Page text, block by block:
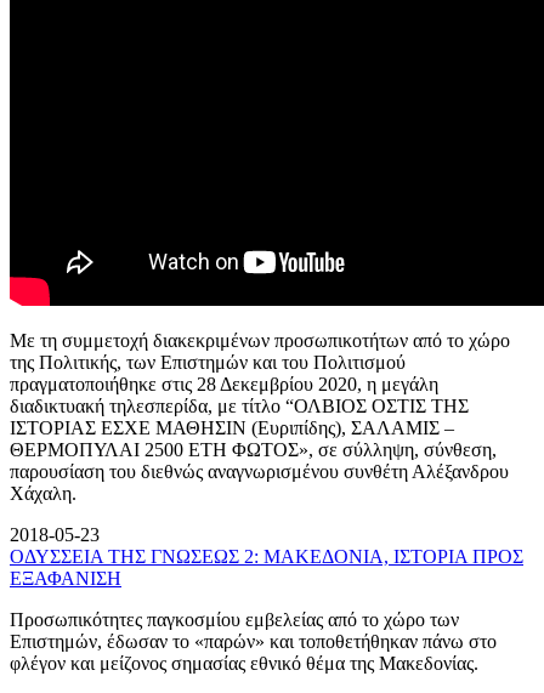
Με τη συμμετοχή διακεκριμένων προσωπικοτήτων από το χώρο
της Πολιτικής, των Επιστημών και του Πολιτισμού
πραγματοποιήθηκε στις 28 Δεκεμβρίου 2020, η μεγάλη
διαδικτυακή τηλεσπερίδα, με τίτλο “ΟΛΒΙΟΣ ΟΣΤΙΣ ΤΗΣ
ΙΣΤΟΡΙΑΣ ΕΣΧΕ ΜΑΘΗΣΙΝ (Ευριπίδης), ΣΑΛΑΜΙΣ –
ΘΕΡΜΟΠΥΛΑΙ 2500 ΕΤΗ ΦΩΤΟΣ», σε σύλληψη, σύνθεση,
παρουσίαση του διεθνώς αναγνωρισμένου συνθέτη Αλέξανδρου
Χάχαλη.
2018-05-23
ΟΔΥΣΣΕΙΑ ΤΗΣ ΓΝΩΣΕΩΣ 2: ΜΑΚΕΔΟΝΙΑ, ΙΣΤΟΡΙΑ ΠΡΟΣ
ΕΞΑΦΑΝΙΣΗ
Προσωπικότητες παγκοσμίου εμβελείας από το χώρο των
Επιστημών, έδωσαν το «παρών» και τοποθετήθηκαν πάνω στο
φλέγον και μείζονος σημασίας εθνικό θέμα της Μακεδονίας.